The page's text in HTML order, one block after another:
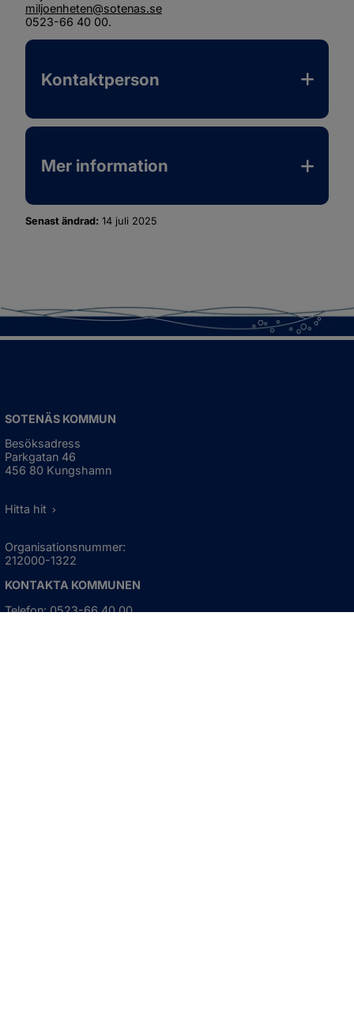
miljoenheten@sotenas.se
0523-66 40 00.
Kontaktperson
Mer information
Senast ändrad: 14 juli 2025
SOTENÄS KOMMUN
Besöksadress
Parkgatan 46
456 80 Kungshamn
Hitta hit
Organisationsnummer:
212000-1322
KONTAKTA KOMMUNEN
Telefon: 0523-66 40 00